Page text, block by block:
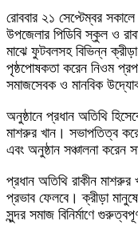
রোববার ২১ সেপ্টেম্বর
উপজেলার পিডিবি স্কুল ও
মাঝে ফুটবলসহ বিভিন্ন
পৃষ্ঠপোষকতা করেন নিওম
সমাজসেবক ও মানবিক
অনুষ্ঠানে প্রধান অতিথি
মাশরুর খান। সভাপতিত্ব
এবং অনুষ্ঠান সঞ্চালনা করেন
প্রধান অতিথি রাকীন
প্রভাব ফেলবে। ক্রীড়া
সুন্দর সমাজ বিনির্মাণে